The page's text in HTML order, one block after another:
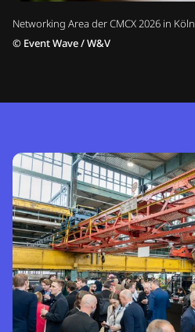
Networking Area der CMCX 2026 in Köln
© Event Wave / W&V